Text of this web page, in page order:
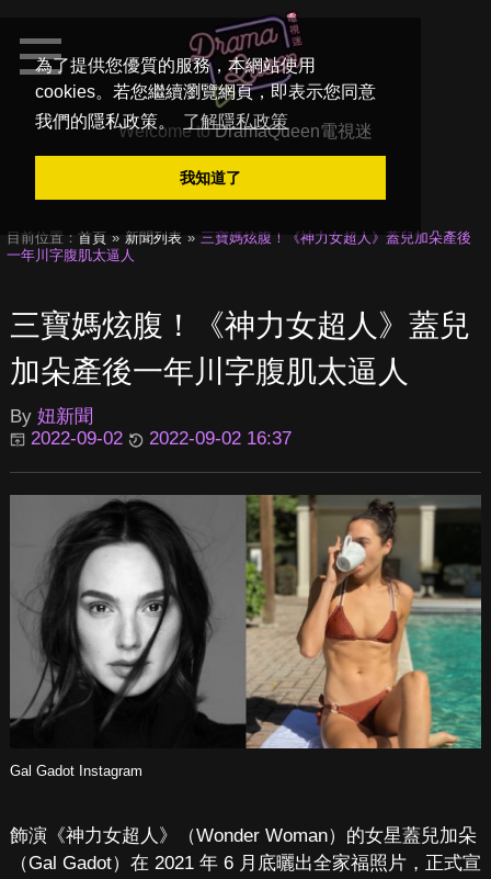
為了提供您優質的服務，本網站使用
cookies。若您繼續瀏覽網頁，即表示您同意
我們的隱私政策。
了解隱私政策
我知道了
Welcome toDramaQueen電視迷
目前位置： 首頁 新聞列表
三寶媽炫腹！《神力女超人》蓋兒加朵產後
一年川字腹肌太逼人
三寶媽炫腹！《神力女超人》蓋兒
加朵產後一年川字腹肌太逼人
By 妞新聞
2022-09-02
2022-09-02 16:37
Gal Gadot Instagram
飾演《神力女超人》（Wonder Woman）的女星蓋兒加朵
（Gal Gadot）在 2021 年 6 月底曬出全家福照片，正式宣